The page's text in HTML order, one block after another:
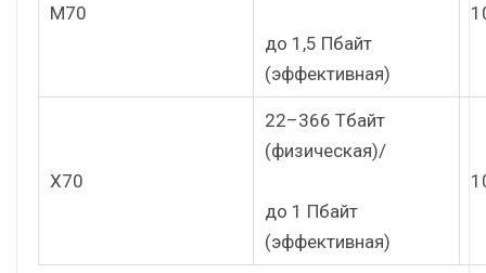
M70
до 1,5 Пбайт
(эффективная)
X70
22–366 Тбайт
(физическая)/
до 1 Пбайт
(эффективная)